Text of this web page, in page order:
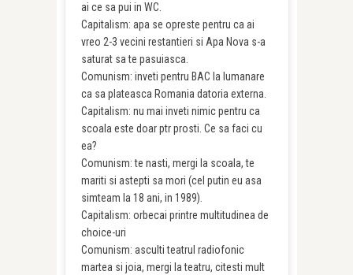
ai ce sa pui in WC.
Capitalism: apa se opreste pentru ca ai
vreo 2-3 vecini restantieri si Apa Nova s-a
saturat sa te pasuiasca.
Comunism: inveti pentru BAC la lumanare
ca sa plateasca Romania datoria externa.
Capitalism: nu mai inveti nimic pentru ca
scoala este doar ptr prosti. Ce sa faci cu
ea?
Comunism: te nasti, mergi la scoala, te
mariti si astepti sa mori (cel putin eu asa
simteam la 18 ani, in 1989).
Capitalism: orbecai printre multitudinea de
choice-uri
Comunism: asculti teatrul radiofonic
martea si joia, mergi la teatru, citesti mult